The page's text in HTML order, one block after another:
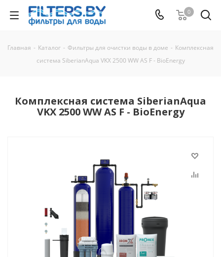
0
Главная - Каталог - Фильтры для очистки воды в доме - Комплексная
система SiberianAqua VKX 2500 WW AS F - BioEnergy
Комплексная система SiberianAqua
VKX 2500 WW AS F - BioEnergy